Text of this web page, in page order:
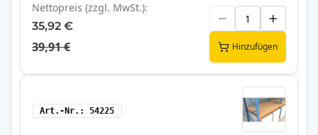
Nettopreis (zzgl. MwSt.)
35,92 €
39,91 € Hinzufügen
Art.-Nr. 54225